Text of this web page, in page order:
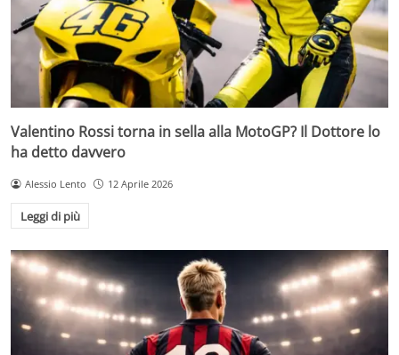
Valentino Rossi torna in sella alla MotoGP? Il Dottore lo
ha detto davvero
Alessio Lento 12 Aprile 2026
Leggi di più